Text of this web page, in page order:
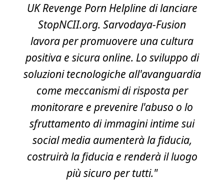
UK Revenge Porn Helpline di lanciare
StopNCII.org. Sarvodaya-Fusion
lavora per promuovere una cultura
positiva e sicura online. Lo sviluppo di
soluzioni tecnologiche all'avanguardia
come meccanismi di risposta per
monitorare e prevenire l'abuso o lo
sfruttamento di immagini intime sui
social media aumenterà la fiducia,
costruirà la fiducia e renderà il luogo
più sicuro per tutti."